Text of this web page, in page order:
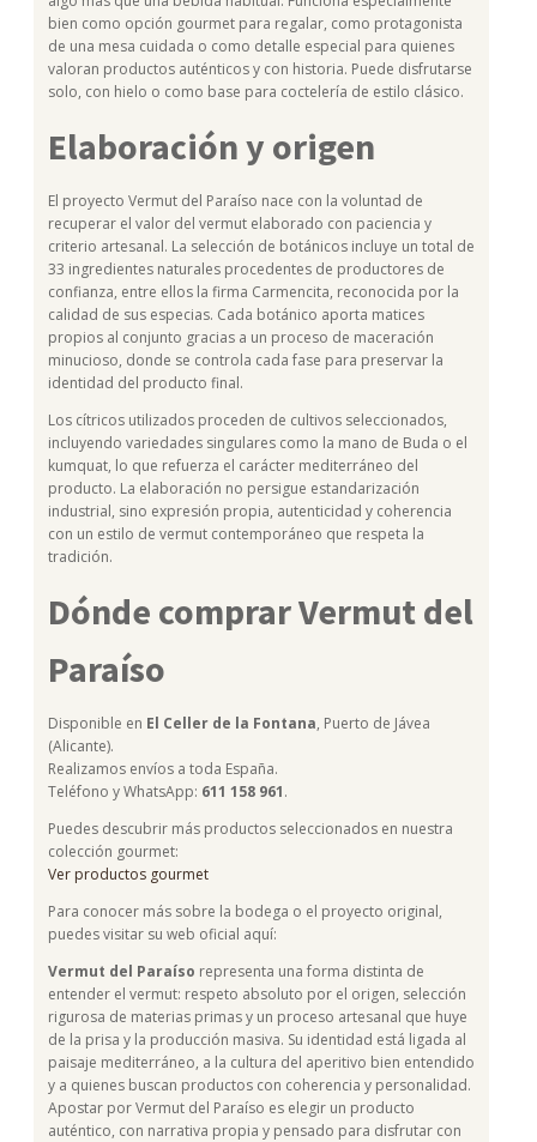
bien como opción gourmet para regalar, como protagonista
de una mesa cuidada o como detalle especial para quienes
valoran productos auténticos y con historia. Puede disfrutarse
solo, con hielo o como base para coctelería de estilo clásico.
Elaboración y origen
El proyecto Vermut del Paraíso nace con la voluntad de
recuperar el valor del vermut elaborado con paciencia y
criterio artesanal. La selección de botánicos incluye un total de
33 ingredientes naturales procedentes de productores de
confianza, entre ellos la firma Carmencita, reconocida por la
calidad de sus especias. Cada botánico aporta matices
propios al conjunto gracias a un proceso de maceración
minucioso, donde se controla cada fase para preservar la
identidad del producto final.
Los cítricos utilizados proceden de cultivos seleccionados,
incluyendo variedades singulares como la mano de Buda o el
kumquat, lo que refuerza el carácter mediterráneo del
producto. La elaboración no persigue estandarización
industrial, sino expresión propia, autenticidad y coherencia
con un estilo de vermut contemporáneo que respeta la
tradición.
Dónde comprar Vermut del
Paraíso
Disponible en El Celler de la Fontana, Puerto de Jávea
(Alicante).
Realizamos envíos a toda España.
Teléfono y WhatsApp: 611 158 961.
Puedes descubrir más productos seleccionados en nuestra
colección gourmet:
Ver productos gourmet
Para conocer más sobre la bodega o el proyecto original,
puedes visitar su web oficial aquí:
Vermut del Paraíso representa una forma distinta de
entender el vermut: respeto absoluto por el origen, selección
rigurosa de materias primas y un proceso artesanal que huye
de la prisa y la producción masiva. Su identidad está ligada al
paisaje mediterráneo, a la cultura del aperitivo bien entendido
y a quienes buscan productos con coherencia y personalidad.
Apostar por Vermut del Paraíso es elegir un producto
auténtico, con narrativa propia y pensado para disfrutar con